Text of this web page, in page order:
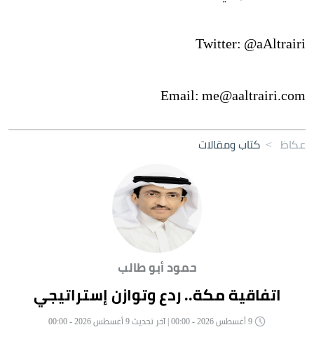
Twitter: @aAltrairi
Email: me@aaltrairi.com
عكاظ > كتاب ومقالات
حمود أبو طالب
اتفاقية مكة.. ردع وتوازن إستراتيجي